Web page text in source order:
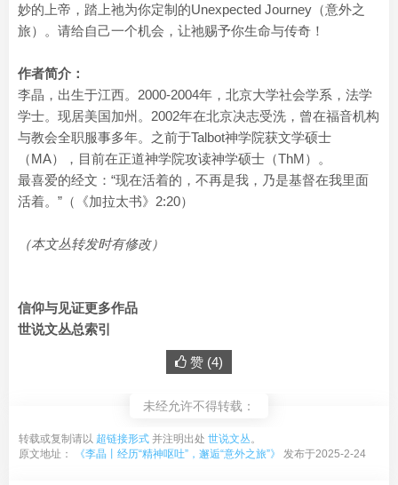
妙的上帝，踏上祂为你定制的Unexpected Journey（意外之
旅）。请给自己一个机会，让祂赐予你生命与传奇！
作者简介：
李晶，出生于江西。2000-2004年，北京大学社会学系，法学
学士。现居美国加州。2002年在北京决志受洗，曾在福音机构
与教会全职服事多年。之前于Talbot神学院获文学硕士
（MA），目前在正道神学院攻读神学硕士（ThM）。
最喜爱的经文：“现在活着的，不再是我，乃是基督在我里面
活着。”（《加拉太书》2:20）
（本文丛转发时有修改）
信仰与见证更多作品
世说文丛总索引
赞 (4)
未经允许不得转载：
转载或复制请以 超链接形式 并注明出处 世说文丛。
原文地址：
《李晶丨经历“精神呕吐”，邂逅“意外之旅”》 发布于2025-2-24